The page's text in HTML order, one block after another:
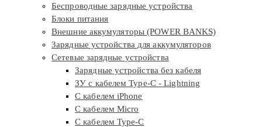
Беспроводные зарядные устройства
Блоки питания
Внешние аккумуляторы (POWER BANKS)
Зарядные устройства для аккумуляторов
Сетевые зарядные устройства
Зарядные устройства без кабеля
ЗУ с кабелем Type-C - Lightning
С кабелем iPhone
С кабелем Micro
С кабелем Type-C